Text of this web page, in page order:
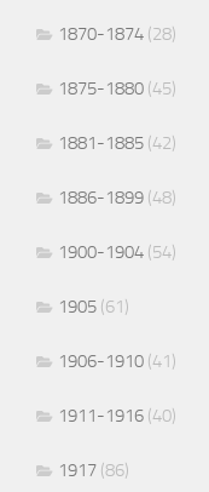
1870-1874 (28)
1875-1880 (45)
1881-1885 (42)
1886-1899 (48)
1900-1904 (54)
1905 (61)
1906-1910 (41)
1911-1916 (40)
1917 (86)